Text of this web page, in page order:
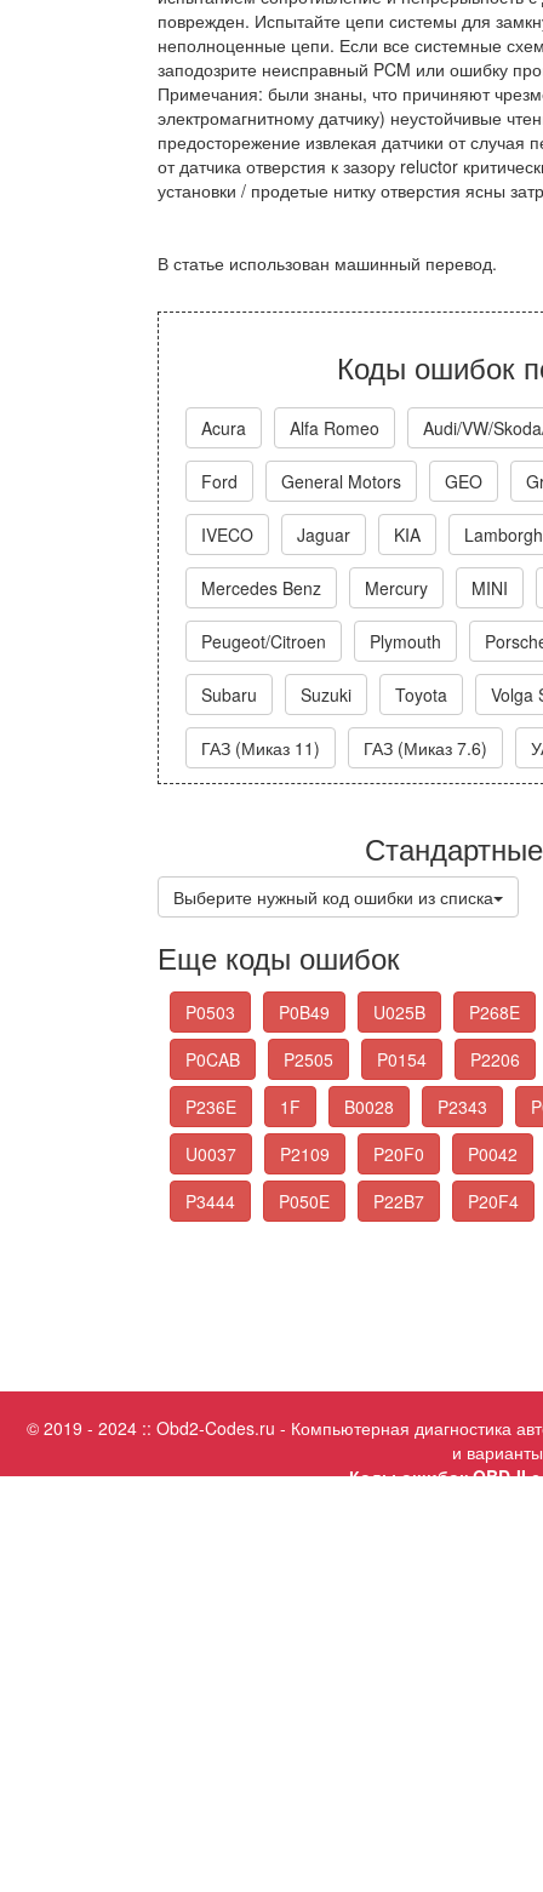
поврежден. Испытайте цепи системы для
неполноценные цепи. Если все системные
заподозрите неисправный PCM или ошибку
Примечания: были знаны, что причиняют
электромагнитному датчику) неустойчивые
предосторежение извлекая датчики от случая
от датчика отверстия к зазору reluctor
установки / продетые нитку отверстия ясны
В статье использован машинный перевод.
Коды ошибок
Acura Alfa Romeo Audi/VW/
Ford General Motors GEO
IVECO Jaguar KIA
Mercedes Benz Mercury MINI
Peugeot/Citroen Plymouth
Subaru Suzuki Toyota Volga
ГАЗ (Миказ 11) ГАЗ (Миказ 7.6)
Выберите нужный код ошибки из списка
Еще коды ошибок
P0503 P0B49 U025B
P268E
P0CAB
P2505 P0154
P2206
P236E
1F B0028 P2343
U0037
P2109 P20F0
P0042
P3444
P050E P22B7 P20F4
© 2019 - 2024 :: Obd2-Codes.ru - Компьютерная диагностика
и
Коды ошибок OBD-II